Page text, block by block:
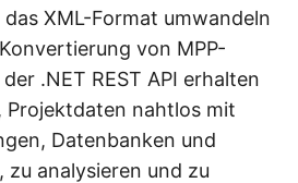
XML-Format umwandeln
von MPP-
.NET REST API erhalten
Projektdaten nahtlos mit
Datenbanken und
zu analysieren und zu